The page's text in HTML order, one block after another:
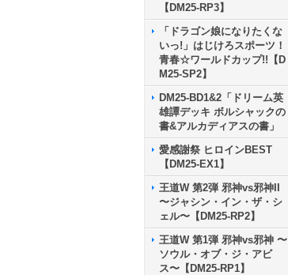
【DM25-RP3】
「ドラゴン娘になりたくな
いっ!」はじけろスポーツ！
青春☆ワールドカップ!!【D
M25-SP2】
DM25-BD1&2「ドリーム英
雄譚デッキ ボルシャックの
書&アルカディアスの書」
愛感謝祭 ヒロインBEST
【DM25-EX1】
王道W 第2弾 邪神vs邪神II
〜ジャシン・イン・ザ・シ
ェル〜【DM25-RP2】
王道W 第1弾 邪神vs邪神 〜
ソウル・オブ・ジ・アビ
ス〜【DM25-RP1】